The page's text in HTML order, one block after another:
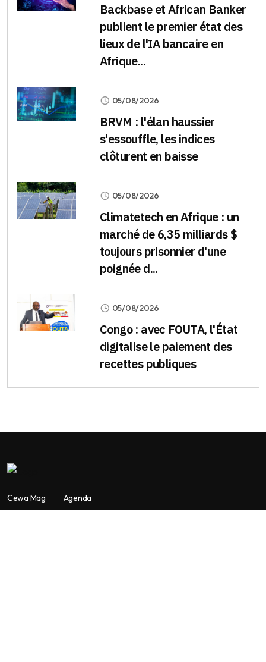
Backbase et African Banker
publient le premier état des
lieux de l'IA bancaire en
Afrique...
05/08/2026
BRVM : l'élan haussier
s'essouffle, les indices
clôturent en baisse
05/08/2026
Climatetech en Afrique : un
marché de 6,35 milliards $
toujours prisonnier d'une
poignée d...
05/08/2026
Congo : avec FOUTA, l'État
digitalise le paiement des
recettes publiques
Cewa Mag Agenda